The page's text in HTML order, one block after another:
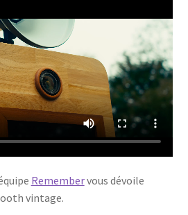
Remembervous dévoile
vintage.